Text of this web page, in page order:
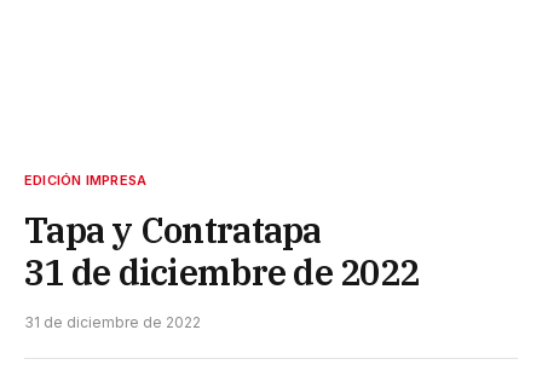
EDICIÓN IMPRESA
Tapa y Contratapa
31 de diciembre de 2022
31 de diciembre de 2022